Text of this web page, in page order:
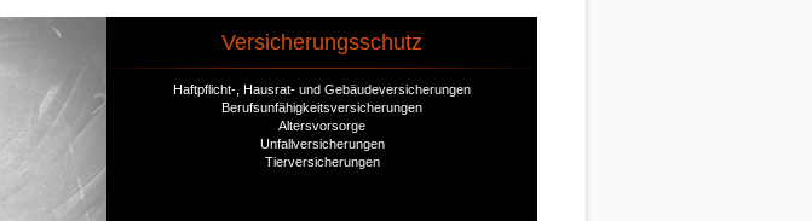
Versicherungsschutz
Haftpflicht-, Hausrat- und Gebäudeversicherungen
Berufsunfähigkeitsversicherungen
Altersvorsorge
Unfallversicherungen
Tierversicherungen